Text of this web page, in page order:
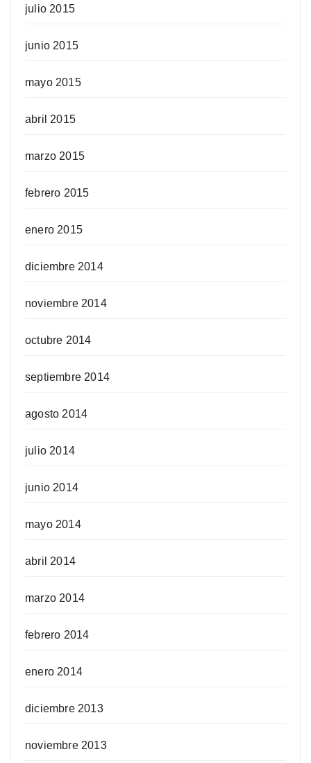
julio 2015
junio 2015
mayo 2015
abril 2015
marzo 2015
febrero 2015
enero 2015
diciembre 2014
noviembre 2014
octubre 2014
septiembre 2014
agosto 2014
julio 2014
junio 2014
mayo 2014
abril 2014
marzo 2014
febrero 2014
enero 2014
diciembre 2013
noviembre 2013